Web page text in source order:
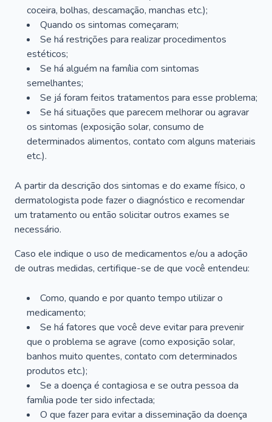
coceira, bolhas, descamação, manchas etc.);
Quando os sintomas começaram;
Se há restrições para realizar procedimentos
estéticos;
Se há alguém na família com sintomas
semelhantes;
Se já foram feitos tratamentos para esse problema;
Se há situações que parecem melhorar ou agravar
os sintomas (exposição solar, consumo de
determinados alimentos, contato com alguns materiais
etc.).
A partir da descrição dos sintomas e do exame físico, o
dermatologista pode fazer o diagnóstico e recomendar
um tratamento ou então solicitar outros exames se
necessário.
Caso ele indique o uso de medicamentos e/ou a adoção
de outras medidas, certifique-se de que você entendeu:
Como, quando e por quanto tempo utilizar o
medicamento;
Se há fatores que você deve evitar para prevenir
que o problema se agrave (como exposição solar,
banhos muito quentes, contato com determinados
produtos etc.);
Se a doença é contagiosa e se outra pessoa da
família pode ter sido infectada;
O que fazer para evitar a disseminação da doença